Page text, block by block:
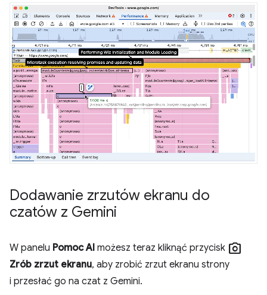
Dodawanie zrzutów ekranu do
czatów z Gemini
W panelu Pomoc AI możesz teraz kliknąć przycisk photo_camera
Zrób zrzut ekranu, aby zrobić zrzut ekranu strony
i przesłać go na czat z Gemini.